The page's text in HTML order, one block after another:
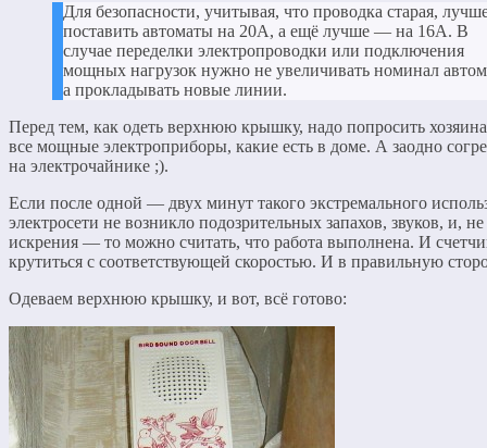
Для безопасности, учитывая, что проводка старая,
поставить автоматы на 20А, а ещё лучше — на 16А. В
случае переделки электропроводки или подключения
мощных нагрузок нужно не увеличивать номинал
а прокладывать новые линии.
Перед тем, как одеть верхнюю крышку, надо попросить
все мощные электроприборы, какие есть в доме. А заодно
на электрочайнике ;).
Если после одной — двух минут такого экстремального
электросети не возникло подозрительных запахов, звуков, и,
искрения — то можно считать, что работа выполнена. И
крутиться с соответствующей скоростью. И в правильную
Одеваем верхнюю крышку, и вот, всё готово: